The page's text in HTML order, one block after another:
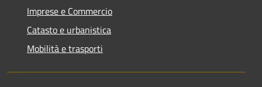
Imprese e Commercio
Catasto e urbanistica
Mobilità e trasporti